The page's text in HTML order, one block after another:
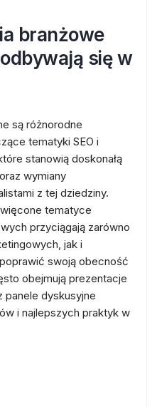
branżowe
się w
są różnorodne
tematyki SEO i
stanowią doskonałą
wymiany
z tej dziedziny.
tematyce
przyciągają zarówno
jak i
swoją obecność
obejmują prezentacje
dyskusyjne
i najlepszych praktyk w